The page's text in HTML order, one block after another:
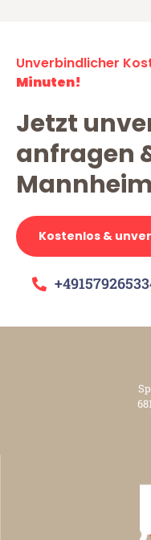
Unverbindlicher
Minuten!
Jetzt
anfragen
Kostenlos &